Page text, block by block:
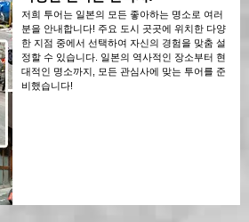
저희 투어는 일본의 모든 좋아하는 명소로 여러
분을 안내합니다! 주요 도시 곳곳에 위치한 다양
한 지점 중에서 선택하여 자신의 경험을 맞춤 설
정할 수 있습니다. 일본의 역사적인 장소부터 현
대적인 명소까지, 모든 관심사에 맞는 투어를 준
비했습니다!